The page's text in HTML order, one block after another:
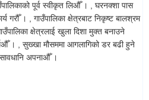
पूर्व स्वीकृत लिऔँ । , घरनक्शा पास
गरौँ । , गाउँपालिका क्षेत्रबाट निकृष्ट बालश्रम
क्षेत्रलाई खुला दिशा मुक्त बनाउने
। , सुख्खा मौसममा आगलागिको डर बढी हुने
अपनाऔँ ।